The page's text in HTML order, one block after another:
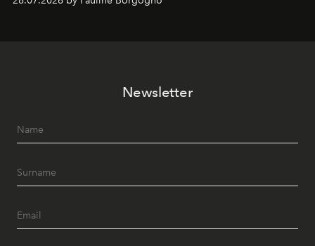
Newsletter